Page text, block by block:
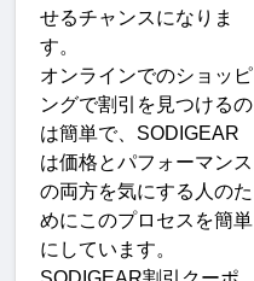
せるチャンスになりま
す。
オンラインでのショッピ
ングで割引を見つけるの
は簡単で、 SODIGEAR
は価格とパフォーマンス
の両方を気にする人のた
めにこのプロセスを簡単
にしています。